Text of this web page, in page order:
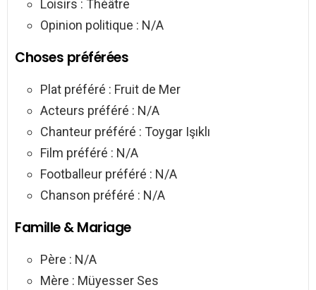
Loisirs : Théâtre
Opinion politique : N/A
Choses préférées
Plat préféré : Fruit de Mer
Acteurs préféré : N/A
Chanteur préféré : Toygar Işıklı
Film préféré : N/A
Footballeur préféré : N/A
Chanson préféré : N/A
Famille & Mariage
Père : N/A
Mère : Müyesser Ses